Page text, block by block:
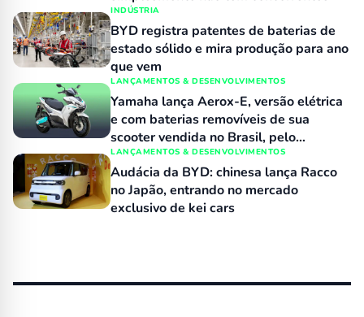
INDÚSTRIA
BYD registra patentes de baterias de
estado sólido e mira produção para ano
que vem
LANÇAMENTOS & DESENVOLVIMENTOS
Yamaha lança Aerox-E, versão elétrica
e com baterias removíveis de sua
scooter vendida no Brasil, pelo
equivalente a R$ 15 mil
LANÇAMENTOS & DESENVOLVIMENTOS
Audácia da BYD: chinesa lança Racco
no Japão, entrando no mercado
exclusivo de kei cars